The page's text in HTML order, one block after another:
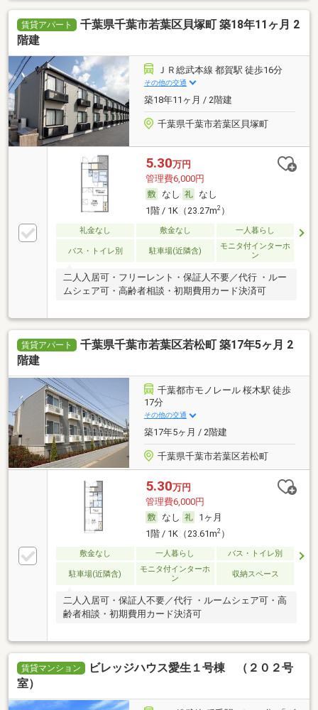
賃貸アパート
千葉県千葉市若葉区貝塚町 築18年11ヶ月 2
階建
ＪＲ総武本線 都賀駅 徒歩16分
その他の交通
築18年11ヶ月 / 2階建
千葉県千葉市若葉区貝塚町
5.30万円
管理費6,000円
なし
なし
1階 / 1K（23.27m2）
礼金なし 敷金なし 一人暮らし
バス・トイレ別 駐車場(近隣含)
モニタ付インターホ
ン
二人入居可・フリーレント・保証人不要／代行 ・ルー
ムシェア可・高齢者相談・初期費用カード決済可
賃貸アパート
千葉県千葉市若葉区若松町 築17年5ヶ月 2
階建
千葉都市モノレール 桜木駅 徒歩
17分
その他の交通
築17年5ヶ月 / 2階建
千葉県千葉市若葉区若松町
5.30万円
管理費6,000円
なし
1ヶ月
1階 / 1K（23.61m2）
敷金なし 一人暮らし バス・トイレ別
駐車場(近隣含)
モニタ付インターホ
ン
収納スペース
二人入居可・保証人不要／代行 ・ルームシェア可・高
齢者相談・初期費用カード決済可
賃貸マンション
ビレッジハウス愛生１号棟 （２０２号
室）